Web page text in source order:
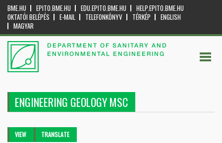
BME.HU EPITO.BME.HU EDU.EPITO.BME.HU
HELP.EPITO.BME.HU
OKTATÓI BELÉPÉS
E-MAIL TELEFONKÖNYV TÉRKÉP
ENGLISH
MAGYAR
DEPARTMENT OF SANITARY AND
ENVIRONMENTAL ENGINEERING
ENGINEERING GEOLOGY MSC
Primary tabs
VIEW (ACTIVETRANSLATE